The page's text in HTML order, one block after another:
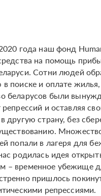
года наш фонд
на помощь
Сотни людей
поиске и оплате жилья,
беларусов были
репрессий и оставляя
другую страну, без
попали в лагеря для
родилась идея
– временное убежище
пришлось
репрессиями.